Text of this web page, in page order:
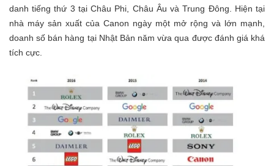
danh tiếng thứ 3 tại Châu Phi, Châu Âu và Trung Đông. Hiện tại
nhà máy sản xuất của Canon ngày một mở rộng và lớn mạnh,
doanh số bán hàng tại Nhật Bản năm vừa qua được đánh giá khá
tích cực.